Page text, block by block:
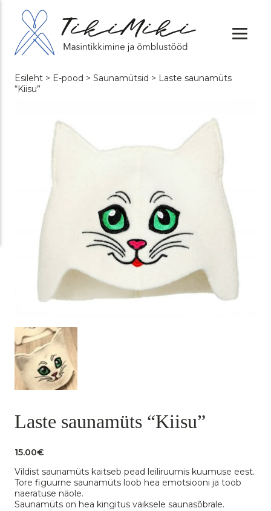
Esileht > E-pood > Saunamütsid > Laste saunamüts
“Kiisu”
Laste saunamüts “Kiisu”
15.00€
Vildist saunamüts kaitseb pead leiliruumis kuumuse eest.
Tore figuurne saunamüts loob hea emotsiooni ja toob
naeratuse näole.
Saunamüts on hea kingitus väiksele saunasõbrale.